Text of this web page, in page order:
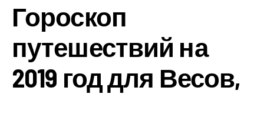
Гороскоп
путешествий на
2019 год для Весов,